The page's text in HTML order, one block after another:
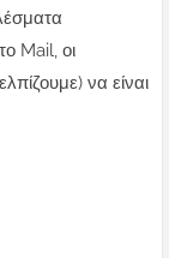
Mail, οι
να είναι